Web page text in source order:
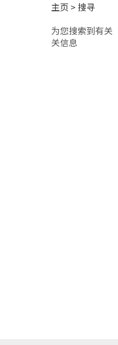
主页 > 搜寻
为您搜索到有关
关信息